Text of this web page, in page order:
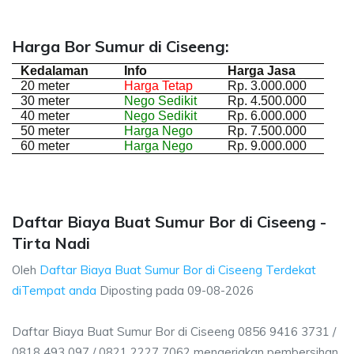
Harga Bor Sumur di Ciseeng:
Kedalaman Info
Harga Jasa
20 meter
Harga Tetap
Rp. 3.000.000
30 meter
Nego Sedikit
Rp. 4.500.000
40 meter
Nego Sedikit
Rp. 6.000.000
50 meter
Harga Nego
Rp. 7.500.000
60 meter
Harga Nego Rp. 9.000.000
Daftar Biaya Buat Sumur Bor di Ciseeng -
Tirta Nadi
Oleh Daftar Biaya Buat Sumur Bor di Ciseeng Terdekat
diTempat anda Diposting pada 09-08-2026
Daftar Biaya Buat Sumur Bor di Ciseeng 0856 9416 3731 /